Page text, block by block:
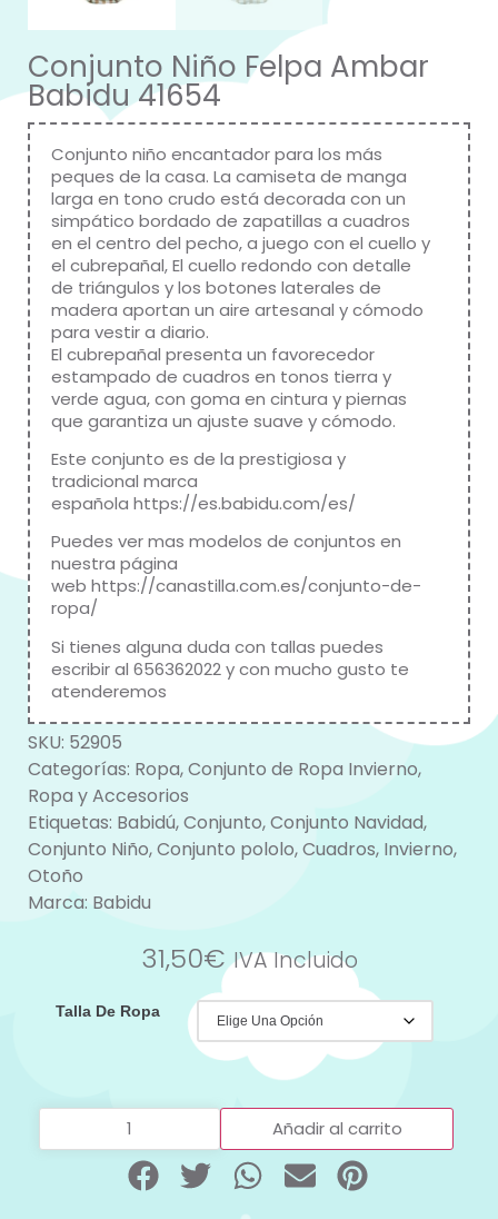
Conjunto Niño Felpa Ambar
Babidu 41654
Conjunto niño encantador para los más
peques de la casa. La camiseta de manga
larga en tono crudo está decorada con un
simpático bordado de zapatillas a cuadros
en el centro del pecho, a juego con el cuello y
el cubrepañal, El cuello redondo con detalle
de triángulos y los botones laterales de
madera aportan un aire artesanal y cómodo
para vestir a diario.
El cubrepañal presenta un favorecedor
estampado de cuadros en tonos tierra y
verde agua, con goma en cintura y piernas
que garantiza un ajuste suave y cómodo.
Este conjunto es de la prestigiosa y
tradicional marca
española https://es.babidu.com/es/
Puedes ver mas modelos de conjuntos en
nuestra página
web https://canastilla.com.es/conjunto-de-
ropa/
Si tienes alguna duda con tallas puedes
escribir al 656362022 y con mucho gusto te
atenderemos
SKU: 52905
Categorías: Ropa,Conjunto de Ropa Invierno,
Ropa y Accesorios
Etiquetas: Babidú,Conjunto,Conjunto Navidad,
Conjunto Niño,Conjunto pololo,Cuadros, Invierno,
Otoño
Marca: Babidu
31,50€ IVA Incluido
Talla De Ropa
Añadir al carrito